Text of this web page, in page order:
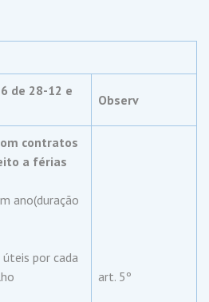
de 28-12 e
Observ
contratos
a férias
ano(duração
por cada
art. 5º